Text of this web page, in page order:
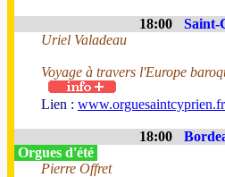
18:00
Saint-
Uriel Valadeau
Voyage à travers l'Europe
Lien :
18:00
Orgues d'été
Pierre Offret